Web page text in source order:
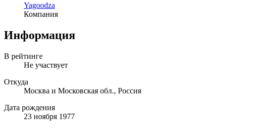
Yagoodza
Компания
Информация
В рейтинге
Не участвует
Откуда
Москва и Московская обл., Россия
Дата рождения
23 ноября 1977